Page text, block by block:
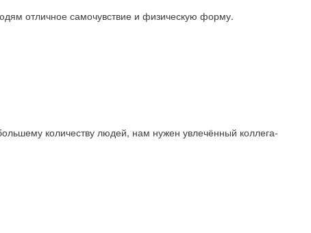
отличное самочувствие и физическую форму.
количеству людей, нам нужен увлечённый коллега-